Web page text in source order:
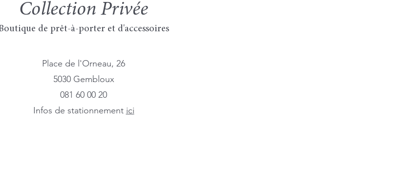
Collection Privée
de prêt-à-porter et d'accessoires
Place de l'Orneau, 26
5030 Gembloux
081 60 00 20
Infos de stationnement ici